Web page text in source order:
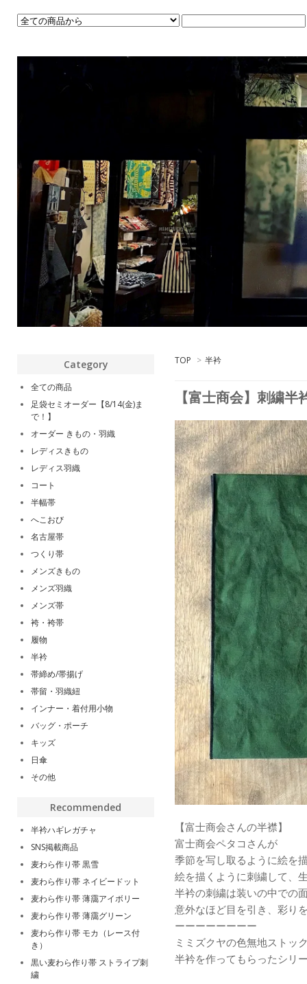
TOP > 半衿
【富士商会】刺繍
【富士商会さんの半襟】
富士商会ペタコさんが
季節を写し取るように絵を
絵を描くように刺繍して、
半衿の刺繍は装いの中での
意外なほど目を引き、彩り
ーーーーーーーー
ミミズクヤの色無地ストッ
半衿を作ってもらったシリ
Category
全ての商品
足袋セミオーダー【8/14(金)ま
で！】
オーダー きもの・羽織
レディスきもの
レディス羽織
コート
半幅帯
へこおび
名古屋帯
つくり帯
メンズきもの
メンズ羽織
メンズ帯
袴・袴帯
履物
半衿
帯締め/帯揚げ
帯留・羽織紐
インナー・着付用小物
バッグ・ポーチ
キッズ
日傘
その他
Recommended
半衿ハギレガチャ
SNS掲載商品
麦わら作り帯 黒雪
麦わら作り帯 ネイビードット
麦わら作り帯 薄靄アイボリー
麦わら作り帯 薄靄グリーン
麦わら作り帯 モカ（レース付
き）
黒い麦わら作り帯 ストライプ刺
繍